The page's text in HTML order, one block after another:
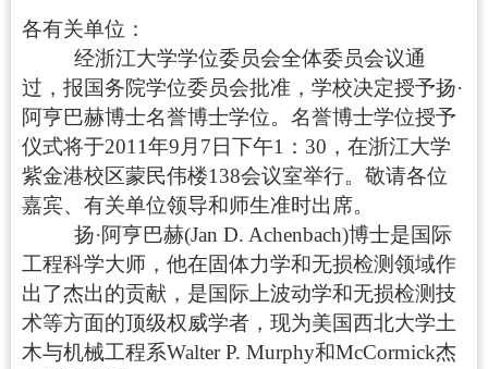
各有关单位：
经浙江大学学位委员会全体委员会议通
过，报国务院学位委员会批准，学校决定授予扬·
阿亨巴赫博士名誉博士学位。名誉博士学位授予
仪式将于2011年9 月 7 日下午1 ： 30 ，在浙江大学
紫金港校区蒙民伟楼138会议室举行。敬请各位
嘉宾、有关单位领导和师生准时出席。
扬·阿亨巴赫(Jan D. Achenbach)博士是国际
工程科学大师，他在固体力学和无损检测领域作
出了杰出的贡献，是国际上波动学和无损检测技
术等方面的顶级权威学者，现为美国西北大学土
木与机械工程系Walter P. Murphy和McCormick杰